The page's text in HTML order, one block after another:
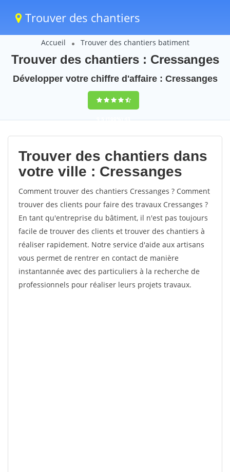
Trouver des chantiers
Accueil Trouver des chantiers batiment
Trouver des chantiers : Cressanges
Développer votre chiffre d'affaire : Cressanges
9,5(100%)43
votes
Trouver des chantiers dans
votre ville : Cressanges
Comment trouver des chantiers Cressanges ? Comment
trouver des clients pour faire des travaux Cressanges ?
En tant qu'entreprise du bâtiment, il n'est pas toujours
facile de trouver des clients et trouver des chantiers à
réaliser rapidement. Notre service d'aide aux artisans
vous permet de rentrer en contact de manière
instantannée avec des particuliers à la recherche de
professionnels pour réaliser leurs projets travaux.